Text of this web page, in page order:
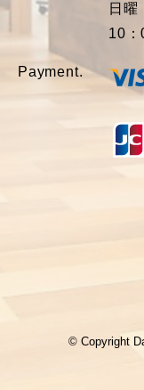
日曜
10
Payment.
© Copyright